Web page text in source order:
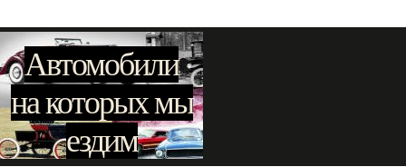
Автомобили
на которых мы
ездим